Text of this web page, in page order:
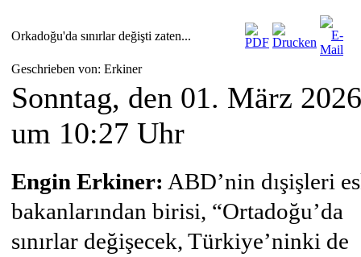
Orkadoğu'da sınırlar değişti zaten...
Geschrieben von: Erkiner
Sonntag, den 01. März 2026
um 10:27 Uhr
Engin Erkiner: ABD’nin dışişleri
bakanlarından birisi, “Ortadoğu’da
sınırlar değişecek, Türkiye’ninki de